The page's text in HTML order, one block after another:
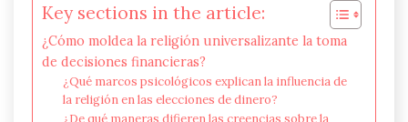
Key sections in the article:
¿Cómo moldea la religión universalizante la toma
de decisiones financieras?
¿Qué marcos psicológicos explican la influencia de
la religión en las elecciones de dinero?
¿De qué maneras difieren las creencias sobre la